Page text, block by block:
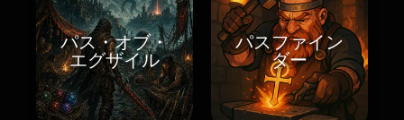
パス・オブ・
エグザイル
パスファイン
ダー